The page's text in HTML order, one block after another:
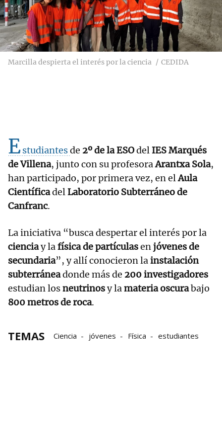
Marcilla despierta el interés por la ciencia CEDIDA
Estudiantesde 2º de la ESOdel IES Marqués
de Villena, junto con su profesoraArantxa Sola,
han participado, por primera vez, en elAula
CientíficadelLaboratorio Subterráneo de
Canfranc.
La iniciativa “busca despertar el interés por la
cienciay lafísica de partículasenjóvenes de
secundaria”, y allí conocieron lainstalación
subterráneadonde más de 200 investigadores
estudian losneutrinosy lamateria oscurabajo
800 metros de roca.
TEMAS Ciencia jóvenes Física estudiantes